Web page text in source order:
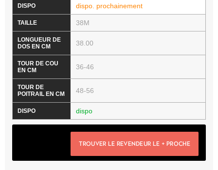
dispo. prochainement
38M
38.00
36-46
48-56
dispo
TROUVER LE REVENDEUR LE + PROCHE